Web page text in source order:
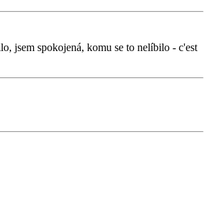
jsem spokojená, komu se to nelíbilo - c'est